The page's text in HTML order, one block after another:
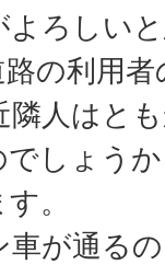
ろしい
の利用
人はと
でしょう
。
が通る